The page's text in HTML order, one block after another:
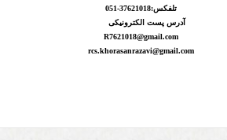
تلفکس:37621018-051
آدرس پست الکترونیکی
R7621018@gmail.com
rcs.khorasanrazavi@gmail.com